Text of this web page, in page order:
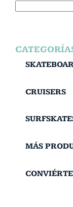
CRUISERS
MÁS